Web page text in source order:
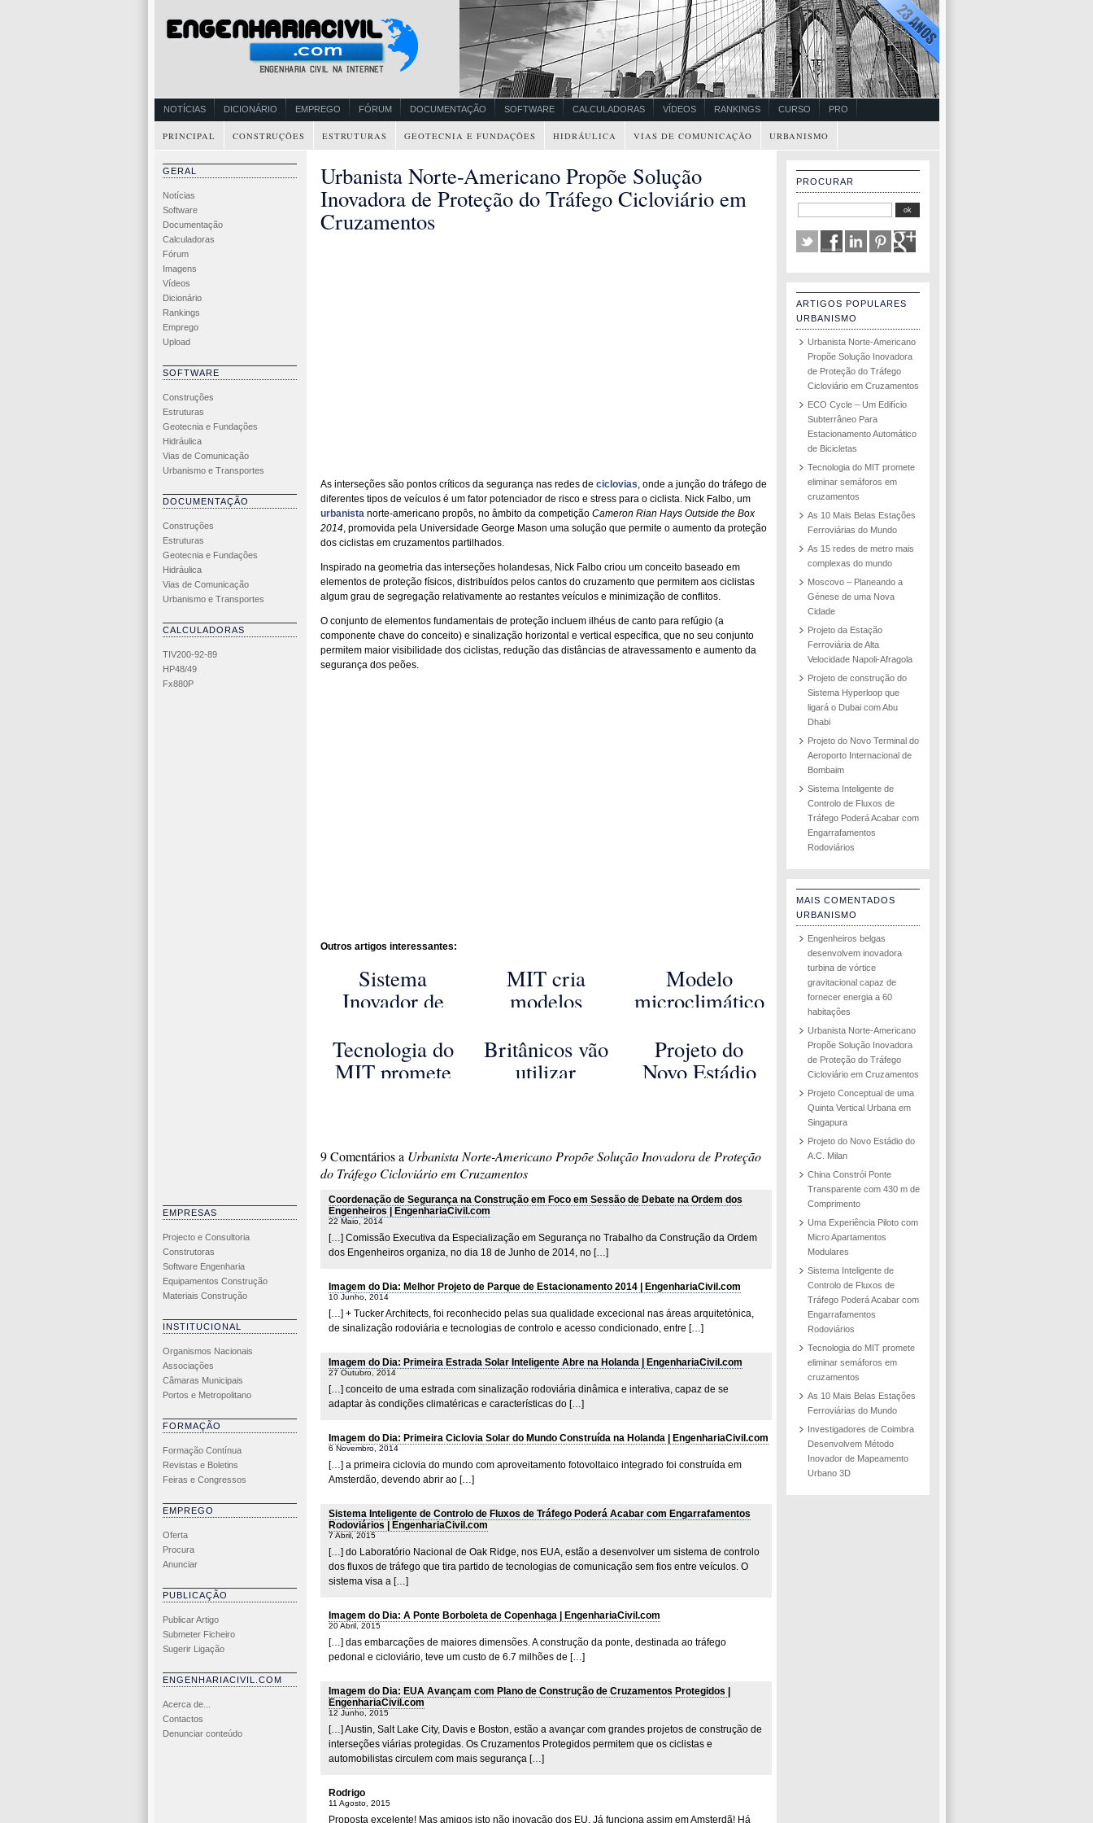
NOTÍCIAS DICIONÁRIO EMPREGO FÓRUM DOCUMENTAÇÃO SOFTWARE CALCULADORAS VÍDEOS RANKINGS CURSO PRO
PRINCIPAL CONSTRUÇÕES ESTRUTURAS GEOTECNIA E FUNDAÇÕES HIDRÁULICA VIAS DE COMUNICAÇÃO URBANISMO
GERAL
Notícias
Software
Documentação
Calculadoras
Fórum
Imagens
Vídeos
Dicionário
Rankings
Emprego
Upload
SOFTWARE
Construções
Estruturas
Geotecnia e Fundações
Hidráulica
Vias de Comunicação
Urbanismo e Transportes
DOCUMENTAÇÃO
Construções
Estruturas
Geotecnia e Fundações
Hidráulica
Vias de Comunicação
Urbanismo e Transportes
CALCULADORAS
TIV200-92-89
HP48/49
Fx880P
EMPRESAS
Projecto e Consultoria
Construtoras
Software Engenharia
Equipamentos Construção
Materiais Construção
INSTITUCIONAL
Organismos Nacionais
Associações
Câmaras Municipais
Portos e Metropolitano
FORMAÇÃO
Formação Contínua
Revistas e Boletins
Feiras e Congressos
EMPREGO
Oferta
Procura
Anunciar
PUBLICAÇÃO
Publicar Artigo
Submeter Ficheiro
Sugerir Ligação
ENGENHARIACIVIL.COM
Acerca de...
Contactos
Denunciar conteúdo
Urbanista Norte-Americano Propõe Solução
Inovadora de Proteção do Tráfego Cicloviário em
Cruzamentos
As interseções são pontos críticos da segurança nas redes de ciclovias , onde a junção do tráfego de
diferentes tipos de veículos é um fator potenciador de risco e stress para o ciclista. Nick Falbo, um
urbanista norte-americano propôs, no âmbito da competição Cameron Rian Hays Outside the Box
2014, promovida pela Universidade George Mason uma solução que permite o aumento da proteção
dos ciclistas em cruzamentos partilhados.
Inspirado na geometria das interseções holandesas, Nick Falbo criou um conceito baseado em
elementos de proteção físicos, distribuídos pelos cantos do cruzamento que permitem aos ciclistas
algum grau de segregação relativamente ao restantes veículos e minimização de conflitos.
O conjunto de elementos fundamentais de proteção incluem ilhéus de canto para refúgio (a
componente chave do conceito) e sinalização horizontal e vertical específica, que no seu conjunto
permitem maior visibilidade dos ciclistas, redução das distâncias de atravessamento e aumento da
segurança dos peões.
Outros artigos interessantes:
Sistema
Inovador de
de Dados Entre
Veículos
Rodoviária
MIT cria
modelos
cidades inteiras
para as tornar
Modelo
microclimático
permitirá
minimizar o
Tecnologia do
MIT promete
Britânicos vão
utilizar
ferroviárias
mais seguras
Projeto do
Novo Estádio
9 Comentários a Urbanista Norte-Americano Propõe Solução Inovadora de Proteção
do Tráfego Cicloviário em Cruzamentos
Coordenação de Segurança na Construção em Foco em Sessão de Debate na Ordem dos
Engenheiros | EngenhariaCivil.com
22 Maio, 2014
[…] Comissão Executiva da Especialização em Segurança no Trabalho da Construção da Ordem
dos Engenheiros organiza, no dia 18 de Junho de 2014, no […]
Imagem do Dia: Melhor Projeto de Parque de Estacionamento 2014 | EngenhariaCivil.com
10 Junho, 2014
[…] + Tucker Architects, foi reconhecido pelas sua qualidade excecional nas áreas arquitetónica,
de sinalização rodoviária e tecnologias de controlo e acesso condicionado, entre […]
Imagem do Dia: Primeira Estrada Solar Inteligente Abre na Holanda | EngenhariaCivil.com
27 Outubro, 2014
[…] conceito de uma estrada com sinalização rodoviária dinâmica e interativa, capaz de se
adaptar às condições climatéricas e características do […]
Imagem do Dia: Primeira Ciclovia Solar do Mundo Construída na Holanda | EngenhariaCivil.com
6 Novembro, 2014
[…] a primeira ciclovia do mundo com aproveitamento fotovoltaico integrado foi construída em
Amsterdão, devendo abrir ao […]
Sistema Inteligente de Controlo de Fluxos de Tráfego Poderá Acabar com Engarrafamentos
Rodoviários | EngenhariaCivil.com
7 Abril, 2015
[…] do Laboratório Nacional de Oak Ridge, nos EUA, estão a desenvolver um sistema de controlo
dos fluxos de tráfego que tira partido de tecnologias de comunicação sem fios entre veículos. O
sistema visa a […]
Imagem do Dia: A Ponte Borboleta de Copenhaga | EngenhariaCivil.com
20 Abril, 2015
[…] das embarcações de maiores dimensões. A construção da ponte, destinada ao tráfego
pedonal e cicloviário, teve um custo de 6.7 milhões de […]
Imagem do Dia: EUA Avançam com Plano de Construção de Cruzamentos Protegidos |
EngenhariaCivil.com
12 Junho, 2015
[…] Austin, Salt Lake City, Davis e Boston, estão a avançar com grandes projetos de construção de
interseções viárias protegidas. Os Cruzamentos Protegidos permitem que os ciclistas e
automobilistas circulem com mais segurança […]
Rodrigo
11 Agosto, 2015
Proposta excelente! Mas amigos isto não inovação dos EU. Já funciona assim em Amsterdã! Há
PROCURAR
ARTIGOS POPULARES
URBANISMO
Urbanista Norte-Americano
Propõe Solução Inovadora
de Proteção do Tráfego
Cicloviário em Cruzamentos
ECO Cycle – Um Edifício
Subterrâneo Para
Estacionamento Automático
de Bicicletas
Tecnologia do MIT promete
eliminar semáforos em
cruzamentos
As 10 Mais Belas Estações
Ferroviárias do Mundo
As 15 redes de metro mais
complexas do mundo
Moscovo – Planeando a
Génese de uma Nova
Cidade
Projeto da Estação
Ferroviária de Alta
Velocidade Napoli-Afragola
Projeto de construção do
Sistema Hyperloop que
ligará o Dubai com Abu
Dhabi
Projeto do Novo Terminal do
Aeroporto Internacional de
Bombaim
Sistema Inteligente de
Controlo de Fluxos de
Tráfego Poderá Acabar com
Engarrafamentos
Rodoviários
MAIS COMENTADOS
URBANISMO
Engenheiros belgas
desenvolvem inovadora
turbina de vórtice
gravitacional capaz de
fornecer energia a 60
habitações
Urbanista Norte-Americano
Propõe Solução Inovadora
de Proteção do Tráfego
Cicloviário em Cruzamentos
Projeto Conceptual de uma
Quinta Vertical Urbana em
Singapura
Projeto do Novo Estádio do
A.C. Milan
China Constrói Ponte
Transparente com 430 m de
Comprimento
Uma Experiência Piloto com
Micro Apartamentos
Modulares
Sistema Inteligente de
Controlo de Fluxos de
Tráfego Poderá Acabar com
Engarrafamentos
Rodoviários
Tecnologia do MIT promete
eliminar semáforos em
cruzamentos
As 10 Mais Belas Estações
Ferroviárias do Mundo
Investigadores de Coimbra
Desenvolvem Método
Inovador de Mapeamento
Urbano 3D